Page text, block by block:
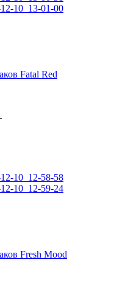
Fatal Red
Fresh Mood